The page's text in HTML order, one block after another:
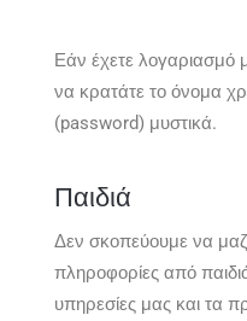
Εάν έχετε λογαριασμό
να κρατάτε το όνομα
(password) μυστικά.
Παιδιά
Δεν σκοπεύουμε να
πληροφορίες από
υπηρεσίες μας και τα